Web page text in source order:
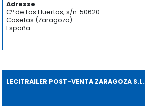
Adresse
Cº de Los Huertos, s/n. 50620
Casetas (Zaragoza)
España
LECITRAILER POST-VENTA ZARAGOZA S.L.